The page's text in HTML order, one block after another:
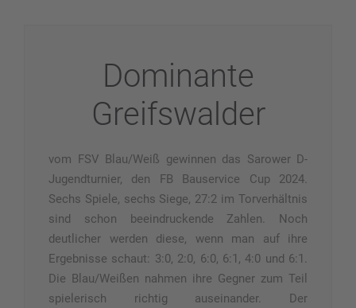
Dominante
Greifswalder
vom FSV Blau/Weiß gewinnen das Sarower D-
Jugendturnier, den FB Bauservice Cup 2024.
Sechs Spiele, sechs Siege, 27:2 im Torverhältnis
sind schon beeindruckende Zahlen. Noch
deutlicher werden diese, wenn man auf ihre
Ergebnisse schaut: 3:0, 2:0, 6:0, 6:1, 4:0 und 6:1.
Die Blau/Weißen nahmen ihre Gegner zum Teil
spielerisch richtig auseinander. Der